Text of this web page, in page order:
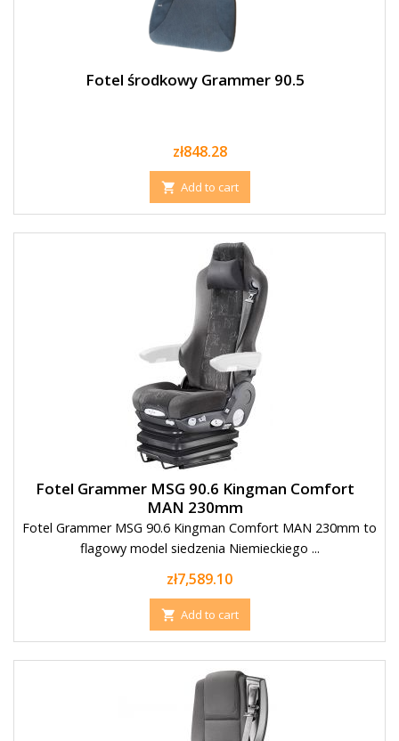
Fotel środkowy Grammer 90.5
Price
zł848.28
 Add to cart
Fotel Grammer MSG 90.6 Kingman Comfort
MAN 230mm
Fotel Grammer MSG 90.6 Kingman Comfort MAN 230mm to
flagowy model siedzenia Niemieckiego ...
Price
zł7,589.10
 Add to cart